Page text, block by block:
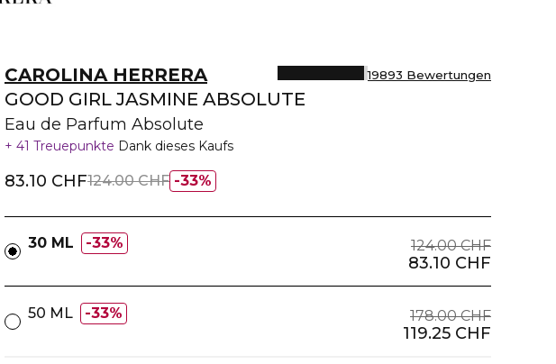
CAROLINA HERRERA
GOOD GIRL JASMINE ABSOLUTE
Eau de Parfum Absolute
19893 Bewertungen
41 Treuepunkte Dank dieses Kaufs
33%
83.10 CHF124.00 CHF
30 ML 33% 124.00 CHF
83.10 CHF
50 ML 33% 178.00 CHF
119.25 CHF